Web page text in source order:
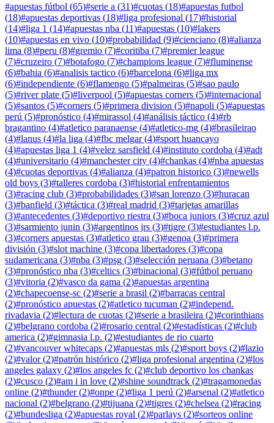
#apuestas fútbol (65)#serie a (31)#cuotas (18)#apuestas futbol
(18)#apuestas deportivas (18)#liga profesional (17)#historial
(14)#liga 1 (14)#apuestas nba (11)#apuestas (10)#lakers
(10)#apuestas en vivo (10)#probabilidad (9)#cienciano (8)#alianza
lima (8)#peru (8)#gremio (7)#coritiba (7)#premier league
(7)#cruzeiro (7)#botafogo (7)#champions league (7)#fluminense
(6)#bahia (6)#analisis tactico (6)#barcelona (6)#liga mx
(6)#independiente (6)#flamengo (5)#palmeiras (5)#sao paulo
(5)#river plate (5)#liverpool (5)#apuestas corners (5)#internacional
(5)#santos (5)#corners (5)#primera division (5)#napoli (5)#apuestas
perú (5)#pronóstico (4)#mirassol (4)#análisis táctico (4)#rb
bragantino (4)#atletico paranaense (4)#atletico-mg (4)#brasileirao
(4)#lanus (4)#la liga (4)#fbc melgar(4)#sport huancayo
(4)#apuestas liga 1 (4)#velez sarsfield (4)#instituto cordoba (4)#adt
(4)#universitario (4)#manchester city (4)#chankas (4)#nba apuestas
(4)#cuotas deportivas (4)#alianza (4)#patron historico (3)#newells
old boys (3)#talleres cordoba (3)#historial enfrentamientos
(3)#racing club (3)#probabilidades (3)#san lorenzo (3)#huracan
(3)#banfield (3)#táctica (3)#real madrid (3)#tarjetas amarillas
(3)#antecedentes (3)#deportivo riestra (3)#boca juniors (3)#cruz azul
(3)#sarmiento junin (3)#argentinos jrs (3)#tigre (3)#estudiantes l.p.
(3)#corners apuestas (3)#atletico grau (3)#genoa (3)#primera
división (3)#slot machine (3)#copa libertadores (3)#copa
sudamericana (3)#nba (3)#psg (3)#selección peruana (3)#betano
(3)#pronóstico nba (3)#celtics (3)#binacional (3)#fútbol peruano
(3)#vitoria (2)#vasco da gama (2)#apuestas argentina
(2)#chapecoense-sc (2)#serie a brasil (2)#barracas central
(2)#pronóstico apuestas (2)#atletico tucuman (2)#independ.
rivadavia (2)#lectura de cuotas (2)#serie a brasileira (2)#corinthians
(2)#belgrano cordoba (2)#rosario central (2)#estadísticas (2)#club
america (2)#gimnasia l.p. (2)#estudiantes de rio cuarto
(2)#vancouver whitecaps (2)#apuestas mls (2)#sport boys (2)#lazio
(2)#valor(2)#patrón histórico (2)#liga profesional argentina (2)#los
angeles galaxy (2)#los angeles fc (2)#club deportivo los chankas
(2)#cusco (2)#am i in love (2)#shine soundtrack (2)#tragamonedas
online (2)#thunder(2)#onpe (2)#liga 1 perú (2)#arsenal (2)#atletico
nacional (2)#belgrano (2)#tijuana (2)#tigres (2)#chelsea (2)#racing
(2)#bundesliga (2)#apuestas royal (2)#parlays (2)#sorteos online